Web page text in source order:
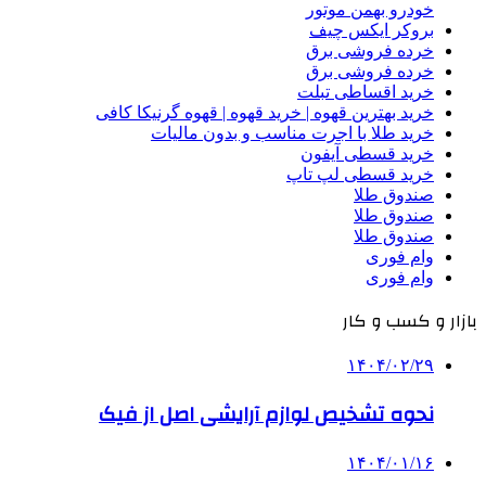
خودرو بهمن موتور
بروکر ایکس چیف
خرده فروشی برق
خرده فروشی برق
خرید اقساطی تبلت
خرید بهترین قهوه | خرید قهوه | قهوه گرنیکا کافی
خرید طلا با اجرت مناسب و بدون مالیات
خرید قسطی آیفون
خرید قسطی لپ تاپ
صندوق طلا
صندوق طلا
صندوق طلا
وام فوری
وام فوری
بازار و کسب و کار
۱۴۰۴/۰۲/۲۹
نحوه تشخیص لوازم آرایشی اصل از فیک
۱۴۰۴/۰۱/۱۶